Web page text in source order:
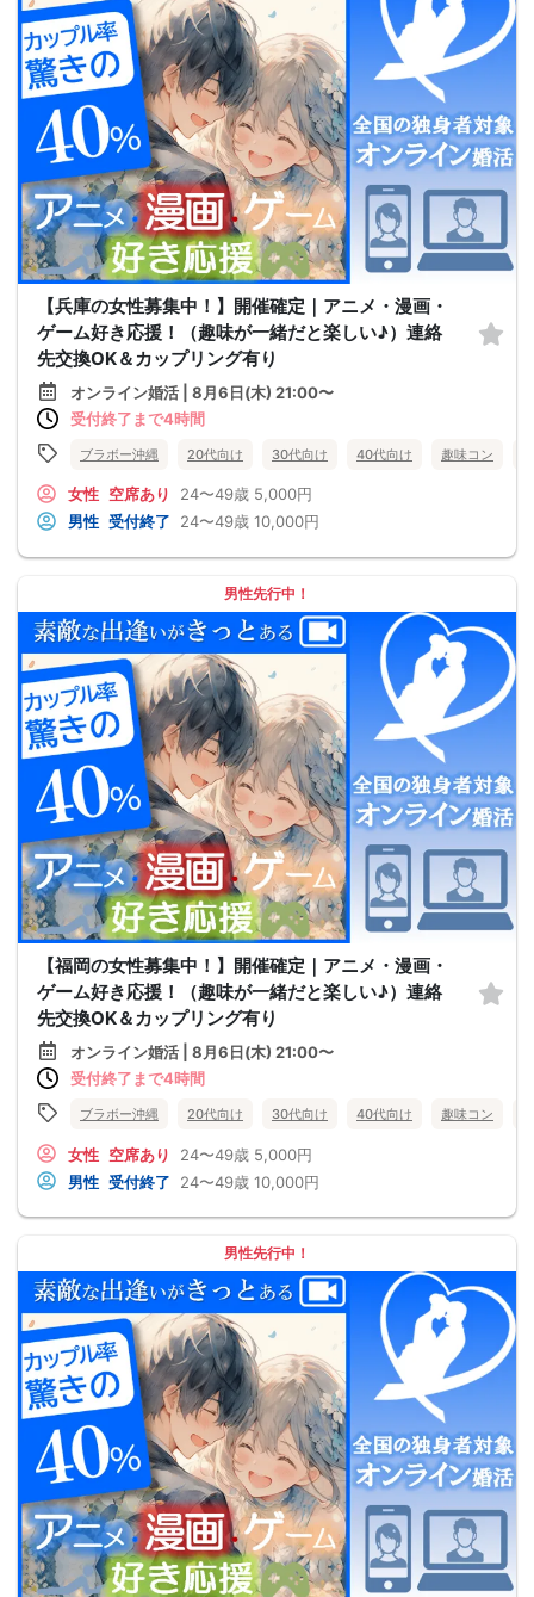
【兵庫の女性募集中！】開催確定｜アニメ・漫画・
ゲーム好き応援！（趣味が一緒だと楽しい♪）連絡
先交換OK＆カップリング有り
オンライン婚活 | 8月6日(木) 21:00〜
受付終了まで4時間
ブラボー沖縄 20代向け 30代向け 40代向け 趣味コン
女性 空席あり 24〜49歳 5,000円
男性 受付終了 24〜49歳 10,000円
男性先行中！
【福岡の女性募集中！】開催確定｜アニメ・漫画・
ゲーム好き応援！（趣味が一緒だと楽しい♪）連絡
先交換OK＆カップリング有り
オンライン婚活 | 8月6日(木) 21:00〜
受付終了まで4時間
ブラボー沖縄 20代向け 30代向け 40代向け 趣味コン
女性 空席あり 24〜49歳 5,000円
男性 受付終了 24〜49歳 10,000円
男性先行中！